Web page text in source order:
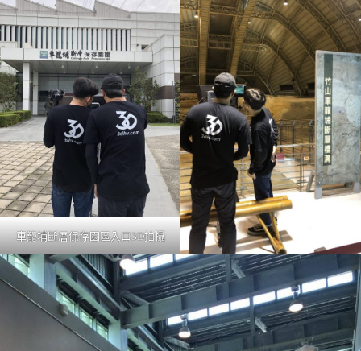
車籠埔斷層保存園區入口3D拍攝